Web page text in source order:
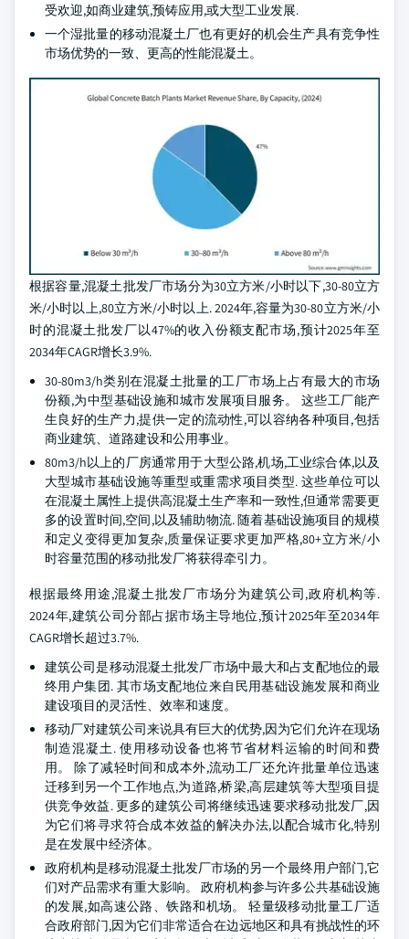
受欢迎,如商业建筑,预铸应用,或大型工业发展.
一个湿批量的移动混凝土厂也有更好的机会生产具有竞争性
市场优势的一致、更高的性能混凝土。
根据容量,混凝土批发厂市场分为30立方米/小时以下,30-80立方
米/小时以上,80立方米/小时以上. 2024年,容量为30-80立方米/小
时的混凝土批发厂以47%的收入份额支配市场,预计2025年至
2034年CAGR增长3.9%.
30-80m3/h类别在混凝土批量的工厂市场上占有最大的市场
份额,为中型基础设施和城市发展项目服务。 这些工厂能产
生良好的生产力,提供一定的流动性,可以容纳各种项目,包括
商业建筑、道路建设和公用事业。
80m3/h以上的厂房通常用于大型公路,机场,工业综合体,以及
大型城市基础设施等重型或重需求项目类型. 这些单位可以
在混凝土属性上提供高混凝土生产率和一致性,但通常需要更
多的设置时间,空间,以及辅助物流. 随着基础设施项目的规模
和定义变得更加复杂,质量保证要求更加严格,80+立方米/小
时容量范围的移动批发厂将获得牵引力。
根据最终用途,混凝土批发厂市场分为建筑公司,政府机构等.
2024年,建筑公司分部占据市场主导地位,预计2025年至2034年
CAGR增长超过3.7%.
建筑公司是移动混凝土批发厂市场中最大和占支配地位的最
终用户集团. 其市场支配地位来自民用基础设施发展和商业
建设项目的灵活性、效率和速度。
移动厂对建筑公司来说具有巨大的优势,因为它们允许在现场
制造混凝土. 使用移动设备也将节省材料运输的时间和费
用。 除了减轻时间和成本外,流动工厂还允许批量单位迅速
迁移到另一个工作地点,为道路,桥梁,高层建筑等大型项目提
供竞争效益. 更多的建筑公司将继续迅速要求移动批发厂,因
为它们将寻求符合成本效益的解决办法,以配合城市化,特别
是在发展中经济体。
政府机构是移动混凝土批发厂市场的另一个最终用户部门,它
们对产品需求有重大影响。 政府机构参与许多公共基础设施
的发展,如高速公路、铁路和机场。 轻量级移动批量工厂适
合政府部门,因为它们非常适合在边远地区和具有挑战性的环